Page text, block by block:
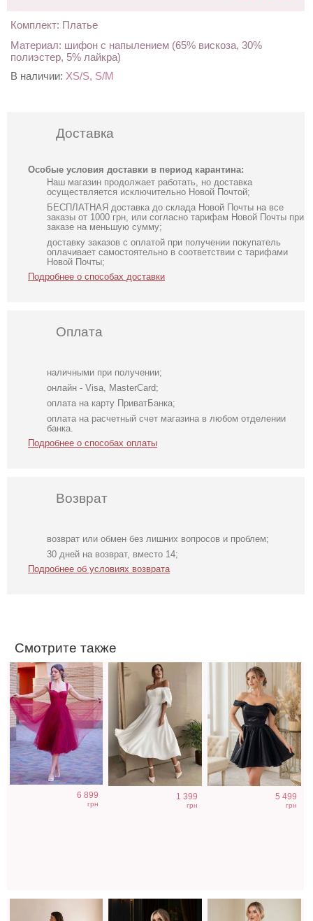
Комплект: Платье
Материал: шифон с напылением (65% вискоза, 30%
полиэстер, 5% лайкра)
В наличии: XS/S, S/M
Доставка
Особые условия доставки в период карантина:
Наш магазин продолжает работать, но доставка
осуществляется исключительно Новой Почтой;
БЕСПЛАТНАЯ доставка до склада Новой Почты на все
заказы от 1000 грн, или согласно тарифам Новой Почты при
заказе на меньшую сумму;
доставку заказов с оплатой при получении покупатель
оплачивает самостоятельно в соответствии с тарифами
Новой Почты;
Подробнее о способах доставки
Оплата
наличными при получении;
онлайн - Visa, MasterCard;
оплата на карту ПриватБанка;
оплата на расчетный счет магазина в любом отделении
банка.
Подробнее о способах оплаты
Возврат
возврат или обмен без лишних вопросов и проблем;
30 дней на возврат, вместо 14;
Подробнее об условиях возврата
Смотрите также
Модное
корсетное
бордовое платье
6 899
грн
Миди молочное
платье на
короткий рукав
1 399
грн
5 499
грн
Белое
коктейльное
платье миди
Фатиновое
короткое белое
Котейльное
атласное платье
зеленого цвета